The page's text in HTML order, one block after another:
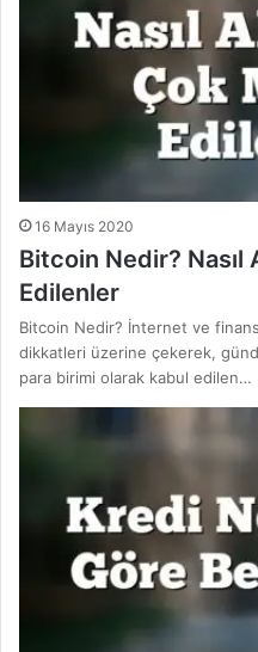
16 Mayıs 2020
Bitcoin Nedir? Nasıl
Edilenler
Bitcoin Nedir? İnternet ve
dikkatleri üzerine çekerek,
para birimi olarak kabul edilen…